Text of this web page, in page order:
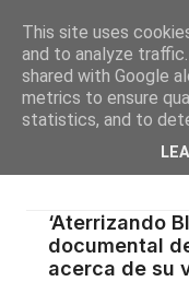
‘Aterrizando
documental
acerca de su
This site uses
and to analyze
shared with Google
metrics to ensure
statistics, and to